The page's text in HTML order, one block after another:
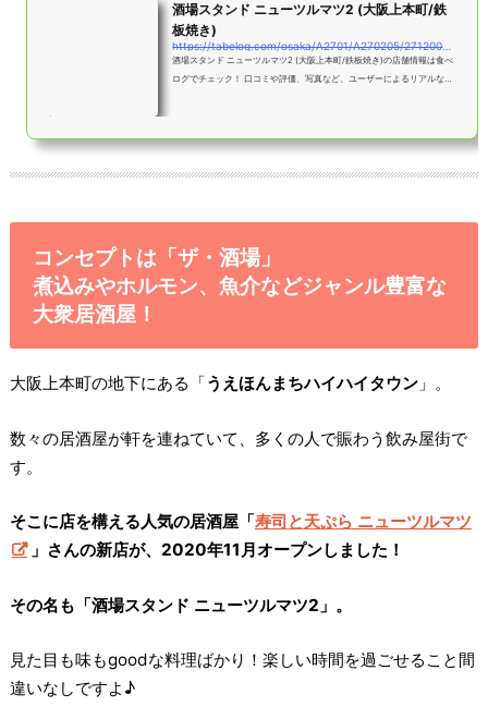
酒場スタンド ニューツルマツ2 (大阪上本町/鉄
板焼き)
https://tabelog.com/osaka/A2701/A270205/27120008/
酒場スタンド ニューツルマツ2 (大阪上本町/鉄板焼き)の店舗情報は食べ
ログでチェック！ 口コミや評価、写真など、ユーザーによるリアルな情
コンセプトは「ザ・酒場」
煮込みやホルモン、魚介などジャンル豊富な
大衆居酒屋！
大阪上本町の地下にある「うえほんまちハイハイタウン」。
数々の居酒屋が軒を連ねていて、多くの人で賑わう飲み屋街で
す。
そこに店を構える人気の居酒屋「寿司と天ぷら ニューツルマツ
」さんの新店が、2020年11月オープンしました！
その名も「酒場スタンド ニューツルマツ2」。
見た目も味もgoodな料理ばかり！楽しい時間を過ごせること間
違いなしですよ♪